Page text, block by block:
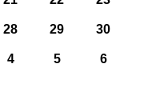
28 29 30
4 5 6